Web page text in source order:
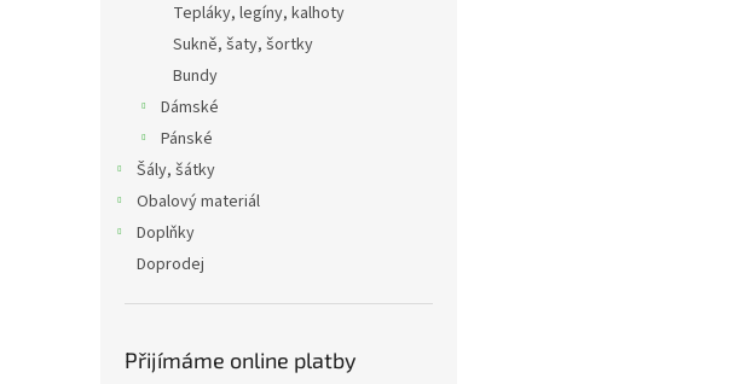
Tepláky, legíny, kalhoty
Sukně, šaty, šortky
Bundy
Dámské
Pánské
Šály, šátky
Obalový materiál
Doplňky
Doprodej
Přijímáme online platby